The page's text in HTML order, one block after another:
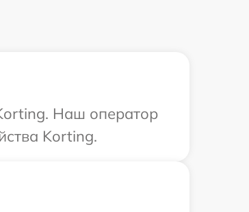
Наш оператор
Korting.